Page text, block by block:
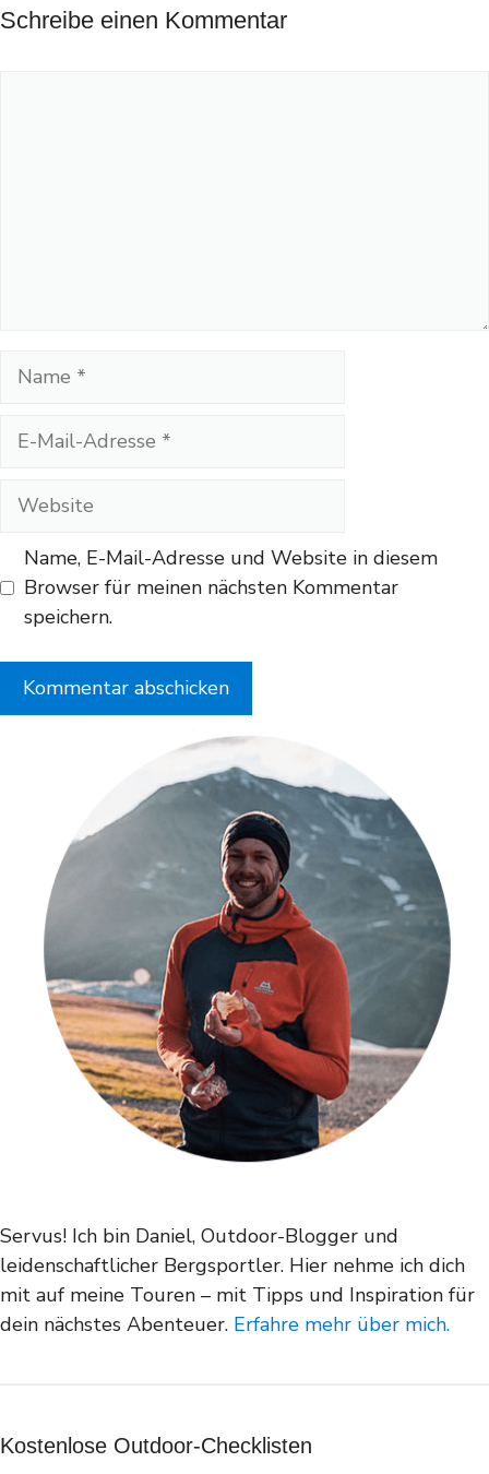
Schreibe einen Kommentar
Name
Website
Name, E-Mail-Adresse und Website in diesem
Browser für meinen nächsten Kommentar
speichern.
Servus! Ich bin Daniel, Outdoor-Blogger und
leidenschaftlicher Bergsportler. Hier nehme ich dich
mit auf meine Touren – mit Tipps und Inspiration für
dein nächstes Abenteuer. Erfahre mehr über mich.
Kostenlose Outdoor-Checklisten